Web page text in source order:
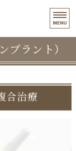
長町｜小西歯科クリ
プラント）
合治療